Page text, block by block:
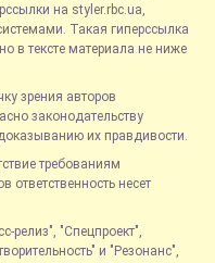
на styler.rbc.ua,
Такая гиперссылка
в тексте материала не ниже
зрения авторов
законодательству
их правдивости.
требованиям
ответственность несет
релиз", "Спецпроект",
и "Резонанс",